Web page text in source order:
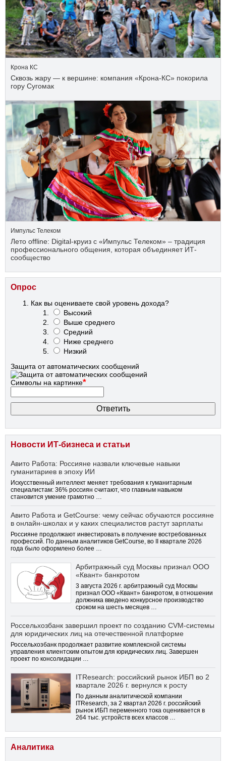
Крона КС
Сквозь жару — к вершине: компания «Крона‑КС» покорила
гору Сугомак
Импульс Телеком
Лето offline: Digital-круиз с «Импульс Телеком» – традиция
профессионального общения, которая объединяет ИТ-
сообщество
Опрос
Как вы оцениваете свой уровень дохода?
Высокий
Выше среднего
Средний
Ниже среднего
Низкий
Защита от автоматических сообщений
Символы на картинке*
Новости ИТ-бизнеса и статьи
Авито Работа: Россияне назвали ключевые навыки
гуманитариев в эпоху ИИ
Искусственный интеллект меняет требования к гуманитарным
специалистам: 36% россиян считают, что главным навыком
становится умение грамотно …
Авито Работа и GetCourse: чему сейчас обучаются россияне
в онлайн-школах и у каких специалистов растут зарплаты
Россияне продолжают инвестировать в получение востребованных
профессий. По данным аналитиков GetCourse, во II квартале 2026
года было оформлено более …
Арбитражный суд Москвы признал ООО
«Квант» банкротом
3 августа 2026 г. арбитражный суд Москвы
признал ООО «Квант» банкротом, в отношении
должника введено конкурсное производство
сроком на шесть месяцев …
Россельхозбанк завершил проект по созданию CVM-системы
для юридических лиц на отечественной платформе
Россельхозбанк продолжает развитие комплексной системы
управления клиентским опытом для юридических лиц. Завершен
проект по консолидации …
ITResearch: российский рынок ИБП во 2
квартале 2026 г. вернулся к росту
По данным аналитической компании
ITResearch, за 2 квартал 2026 г. российский
рынок ИБП переменного тока оценивается в
264 тыс. устройств всех классов …
Аналитика